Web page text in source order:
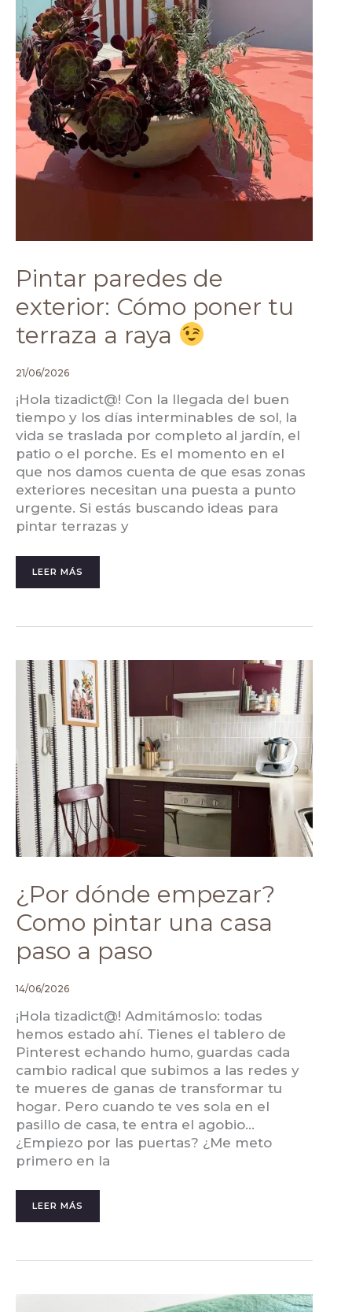
Pintar paredes de
exterior: Cómo poner tu
terraza a raya
21/06/2026
¡Hola tizadict@! Con la llegada del buen
tiempo y los días interminables de sol, la
vida se traslada por completo al jardín, el
patio o el porche. Es el momento en el
que nos damos cuenta de que esas zonas
exteriores necesitan una puesta a punto
urgente. Si estás buscando ideas para
pintar terrazas y
LEER MÁS
¿Por dónde empezar?
Como pintar una casa
paso a paso
14/06/2026
¡Hola tizadict@! Admitámoslo: todas
hemos estado ahí. Tienes el tablero de
Pinterest echando humo, guardas cada
cambio radical que subimos a las redes y
te mueres de ganas de transformar tu
hogar. Pero cuando te ves sola en el
pasillo de casa, te entra el agobio…
¿Empiezo por las puertas? ¿Me meto
primero en la
¿POR
DÓNDE
EMPEZAR?
COMO
PINTAR
UNA
CASA
PASO
A
PASO
LEER MÁS
COMO